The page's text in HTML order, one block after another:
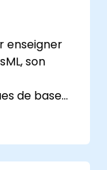
enseigner
son
de base